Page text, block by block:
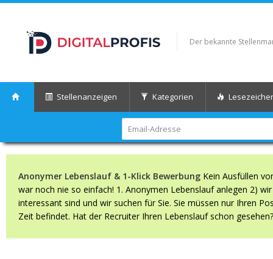
Der bekannte
Stellenanzeigen Kategorien
Anonymer Lebenslauf & 1-Klick Bewerbung Kein Ausfüllen
war noch nie so einfach! 1. Anonymen Lebenslauf anlegen 2)
interessant sind und wir suchen für Sie. Sie müssen nur Ihren
Zeit befindet. Hat der Recruiter Ihren Lebenslauf schon